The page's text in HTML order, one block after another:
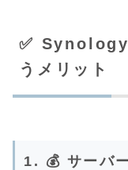
✅
うメリット
1. 💰 サーバ